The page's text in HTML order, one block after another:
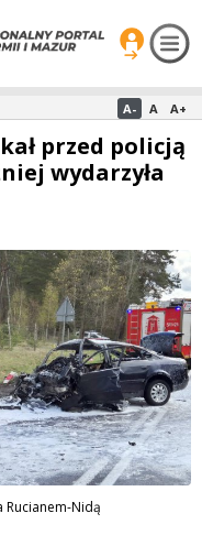
A- A A+
przed policją
wydarzyła
Rucianem-Nidą